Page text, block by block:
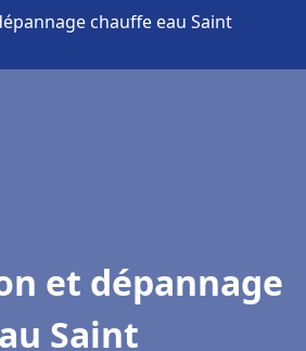
chauffe eau Saint
et dépannage
Saint